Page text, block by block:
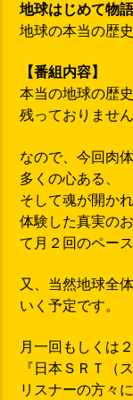
地球はじめて物
地球の本当の歴
【番組内容】
本当の地球の歴
残っておりません
なので、今回肉
多くの心ある、
そして魂が開か
体験した真実の
て月２回のペー
又、当然地球全
いく予定です。
月一回もしくは
『日本ＳＲＴ（
リスナーの方々